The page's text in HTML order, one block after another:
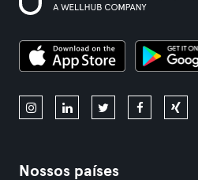
Nossos países